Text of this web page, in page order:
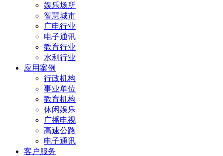
娱乐场所
智慧城市
广电行业
电子通讯
教育行业
水利行业
应用案例
行政机构
事业单位
教育机构
休闲娱乐
广播电视
高速公路
电子通讯
客户服务